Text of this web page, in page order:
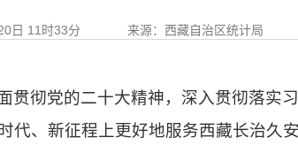
日 11时33分 来源：西藏自治区统计局
贯彻党的二十大精神，深入贯彻落实
代、新征程上更好地服务西藏长治久